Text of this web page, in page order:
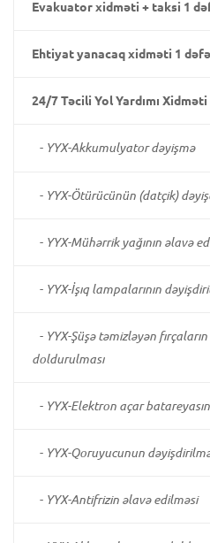
Evakuator xidməti + taksi 1
Ehtiyat yanacaq xidməti 1
24/7 Təcili Yol Yardımı Xidməti
- YYX-Akkumulyator dəyişmə
- YYX-Ötürücünün (datçik)
- YYX-Mühərrik yağının əlavə
- YYX-İşıq lampalarının
- YYX-Şüşə təmizləyən
doldurulması
- YYX-Elektron açar
- YYX-Qoruyucunun
- YYX-Antifrizin əlavə edilməsi